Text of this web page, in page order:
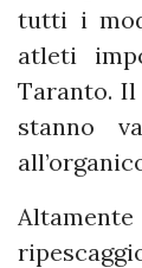
tutti i
atleti
Taranto. Il
stanno